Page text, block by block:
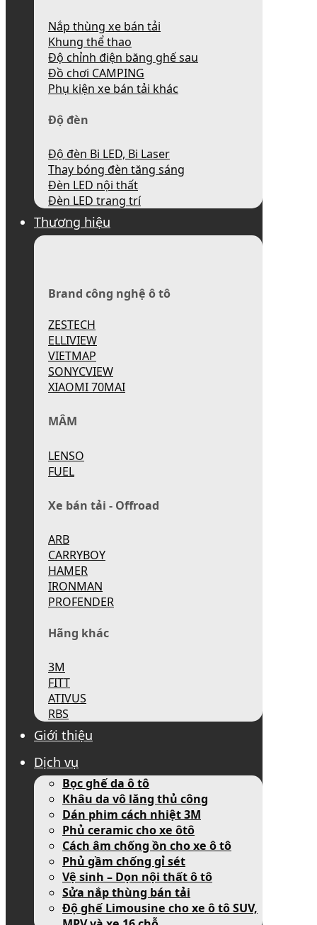
Nắp thùng xe bán tải
Khung thể thao
Độ chỉnh điện băng ghế sau
Đồ chơi CAMPING
Phụ kiện xe bán tải khác
Độ đèn
Độ đèn Bi LED, Bi Laser
Thay bóng đèn tăng sáng
Đèn LED nội thất
Đèn LED trang trí
Thương hiệu
Brand công nghệ ô tô
ZESTECH
ELLIVIEW
VIETMAP
SONYCVIEW
XIAOMI 70MAI
MÂM
LENSO
FUEL
Xe bán tải - Offroad
ARB
CARRYBOY
HAMER
IRONMAN
PROFENDER
Hãng khác
3M
FITT
ATIVUS
RBS
Giới thiệu
Dịch vụ
Bọc ghế da ô tô
Khâu da vô lăng thủ công
Dán phim cách nhiệt 3M
Phủ ceramic cho xe ôtô
Cách âm chống ồn cho xe ô tô
Phủ gầm chống gỉ sét
Vệ sinh – Dọn nội thất ô tô
Sửa nắp thùng bán tải
Độ ghế Limousine cho xe ô tô SUV,